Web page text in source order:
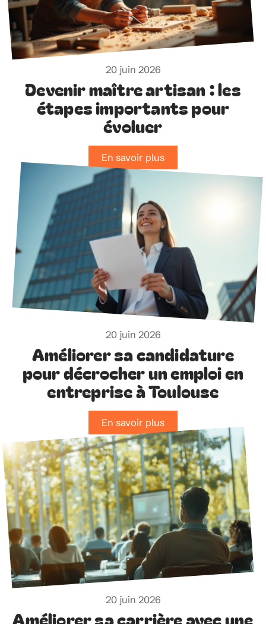
20 juin 2026
Devenir maître artisan : les
étapes importants pour
évoluer
En savoir plus
20 juin 2026
Améliorer sa candidature
pour décrocher un emploi en
entreprise à Toulouse
En savoir plus
20 juin 2026
Améliorer sa carrière avec une